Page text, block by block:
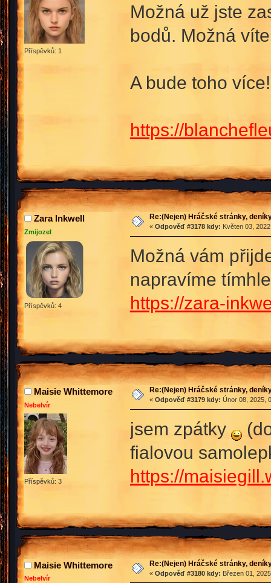
Příspěvků: 1
Možná už jste
bodů. Možná
A bude toho
https://
Zara Inkwell
Zmijozel
Příspěvků: 4
Re:(Nejen) Hráčské stránky,
« Odpověď #3178 kdy: Květen 03,
Možná vám
napravíme
https://zara-
Maisie Whittemore
Nebelvír
Příspěvků: 3
Re:(Nejen) Hráčské stránky,
« Odpověď #3179 kdy: Únor 08, 2025,
jsem zpátky
fialovou
https://
Maisie Whittemore
Nebelvír
Re:(Nejen) Hráčské stránky,
« Odpověď #3180 kdy: Březen 01,